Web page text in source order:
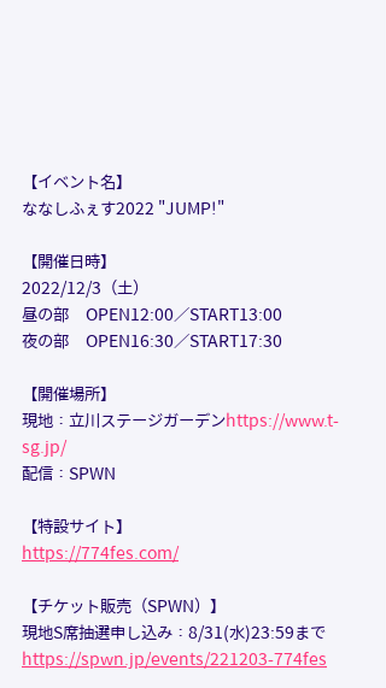
【イベント名】
ななしふぇす2022 "JUMP!"
【開催日時】
2022/12/3（土）
昼の部　OPEN12:00／START13:00
夜の部　OPEN16:30／START17:30
【開催場所】
現地：立川ステージガーデンhttps://www.t-
sg.jp/
配信：SPWN
【特設サイト】
https://774fes.com/
【チケット販売（SPWN）】
現地S席抽選申し込み：8/31(水)23:59まで
https://spwn.jp/events/221203-774fes